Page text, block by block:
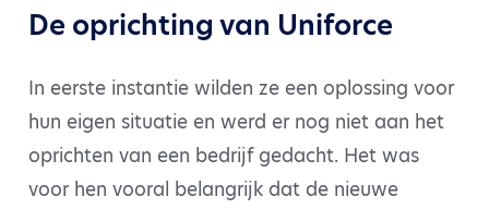
De oprichting van Uniforce
In eerste instantie wilden ze een oplossing voor
hun eigen situatie en werd er nog niet aan het
oprichten van een bedrijf gedacht. Het was
voor hen vooral belangrijk dat de nieuwe